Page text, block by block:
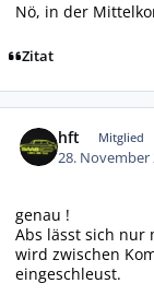
Nö, in der
Zitat
hft Mitglied
28. November
genau !
Abs lässt sich nur
wird zwischen
eingeschleust.